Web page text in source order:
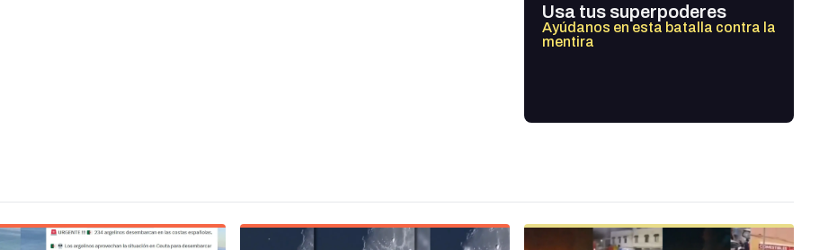
Usa tus superpoderes
Ayúdanos en esta batalla contra la
mentira